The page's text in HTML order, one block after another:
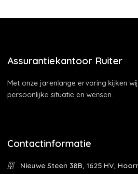
Assurantiekantoor Ruiter
Met onze jarenlange ervaring kijken
persoonlijke situatie en wensen.
Contactinformatie
Nieuwe Steen 38B, 1625 HV,